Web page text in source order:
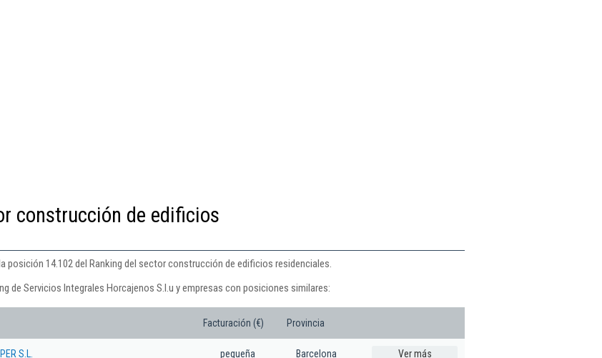
construcción de edificios
posición 14.102 del Ranking del sector construcción de edificios residenciales.
de Servicios Integrales Horcajenos S.l.u y empresas con posiciones similares:
Facturación (€) Provincia
S.L. pequeña Barcelona Ver más